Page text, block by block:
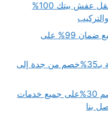
دينا نقل عفش حي العارض..نقل عفش بيتك 100%
دينا نقل عفش حي اليرموك مع ضمان 99% على
نقل عفش من جدة الى الباحة بـ35%خصم من جدة إلى
دينا نقل عفش حي الملز..خصم 30%على جميع خدمات
بنا